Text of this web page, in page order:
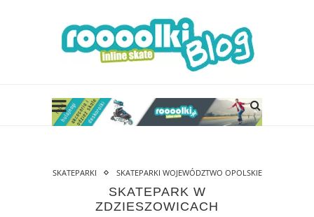
SKATEPARKI SKATEPARKI WOJEWÓDZTWO OPOLSKIE
SKATEPARK W
ZDZIESZOWICACH